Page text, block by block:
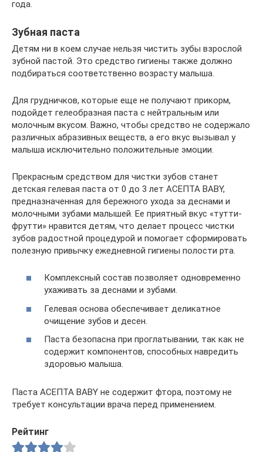
года.
Зубная паста
Детям ни в коем случае нельзя чистить зубы взрослой
зубной пастой. Это средство гигиены также должно
подбираться соответственно возрасту малыша.
Для грудничков, которые еще не получают прикорм,
подойдет гелеобразная паста с нейтральным или
молочным вкусом. Важно, чтобы средство не содержало
различных абразивных веществ, а его вкус вызывал у
малыша исключительно положительные эмоции.
Прекрасным средством для чистки зубов станет
детская гелевая паста от 0 до 3 лет АСЕПТА BABY,
предназначенная для бережного ухода за деснами и
молочными зубами малышей. Ее приятный вкус «тутти-
фрутти» нравится детям, что делает процесс чистки
зубов радостной процедурой и помогает сформировать
полезную привычку ежедневной гигиены полости рта.
Комплексный состав позволяет одновременно
ухаживать за деснами и зубами.
Гелевая основа обеспечивает деликатное
очищение зубов и десен.
Паста безопасна при проглатывании, так как не
содержит компонентов, способных навредить
здоровью малыша.
Паста АСЕПТА BABY не содержит фтора, поэтому не
требует консультации врача перед применением.
Рейтинг